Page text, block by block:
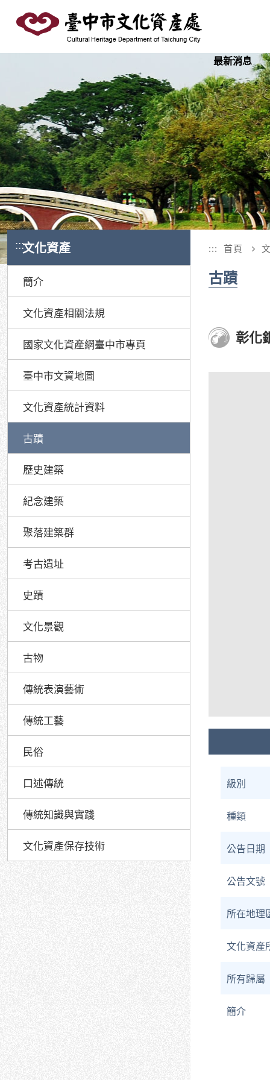
要
塊
最新消息
:::文化資產
簡介
文化資產相關法規
國家文化資產網臺中市專頁
臺中市文資地圖
文化資產統計資料
古蹟
歷史建築
紀念建築
聚落建築群
考古遺址
史蹟
文化景觀
古物
傳統表演藝術
傳統工藝
民俗
口述傳統
傳統知識與實踐
文化資產保存技術
::: 首頁
古蹟
彰化
級別
種類
公告日期
公告文號
所在地理
文化資產
所有歸屬
簡介